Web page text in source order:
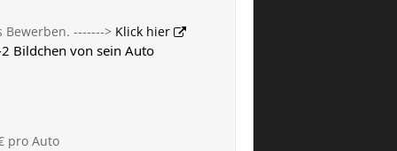
Bewerben. -------> Klick hier
2 Bildchen von sein Auto
pro Auto